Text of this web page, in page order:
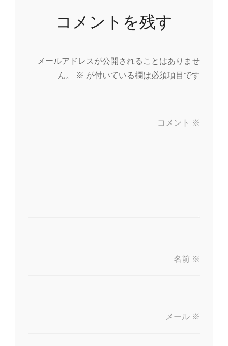
コメントを残す
メールアドレスが公開されることはありませ
ん。
※ が付いている欄は必須項目です
コメント ※
名前 ※
メール ※